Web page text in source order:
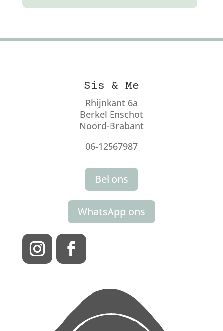
Sis & Me
Rhijnkant 6a
Berkel Enschot
Noord-Brabant
06-12567987
Bel ons
WhatsApp ons